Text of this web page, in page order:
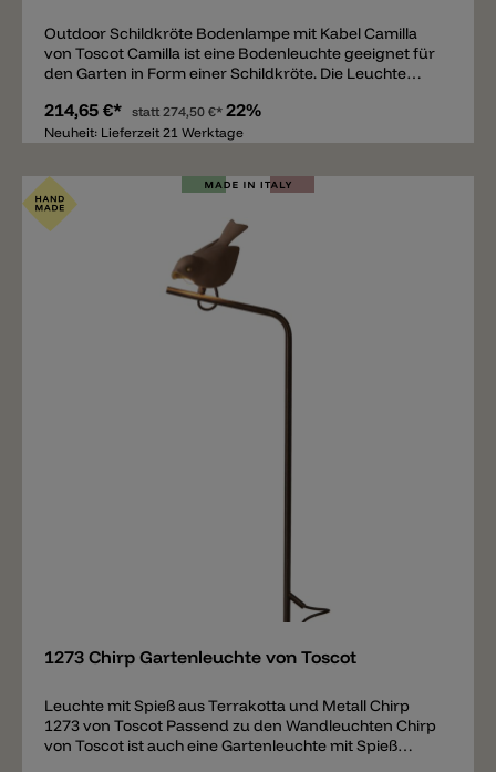
Outdoor Schildkröte Bodenlampe mit Kabel Camilla
von Toscot Camilla ist eine Bodenleuchte geeignet für
den Garten in Form einer Schildkröte. Die Leuchte
einen IP55 Schutz und ist erhältlich in zwei Versionen,
zwei Größen und verschiedenen Farben. Version 1:
1xGX53 Glühbirnenfassung. Version 2: Schildkröte +
3m Neoprenkabel (ohne Stromstecker), LED
Lichtquelle 6,5W 900lm 2700k inklusive Trafo. Der
Trafo hat nicht im Körper der Leuchte platz und muss
entfernt untergebracht werden (out 24V / in 100-
214,65 €* statt274,50 €* 22%
Neuheit: Lieferzeit 21 Werktage
1273 Chirp Gartenleuchte von Toscot
Leuchte mit Spieß aus Terrakotta und Metall Chirp
1273 von Toscot Passend zu den Wandleuchten Chirp
von Toscot ist auch eine Gartenleuchte mit Spieß